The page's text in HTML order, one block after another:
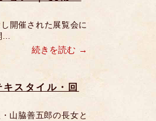
開催された展覧会に
…
続きを読む
スタイル・回
山脇善五郎の長女と